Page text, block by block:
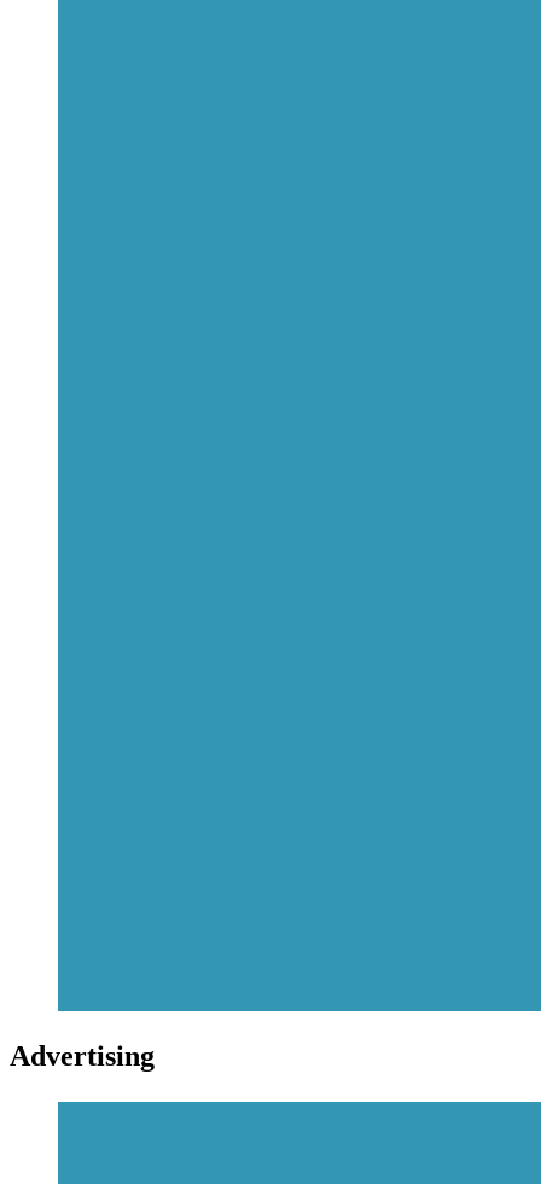
Advertising